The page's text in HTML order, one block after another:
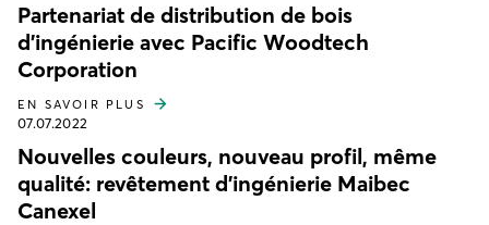
Partenariat de distribution de bois
d'ingénierie avec Pacific Woodtech
Corporation
EN SAVOIR PLUS
07.07.2022
Nouvelles couleurs, nouveau profil, même
qualité: revêtement d'ingénierie Maibec
Canexel